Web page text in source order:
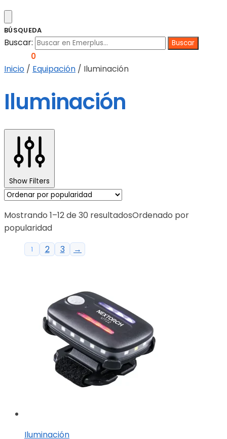
BÚSQUEDA
Buscar:
0
Inicio / Equipación / Iluminación
Iluminación
Show Filters
Mostrando 1–12 de 30 resultadosOrdenado por
popularidad
1 2 3 →
Iluminación